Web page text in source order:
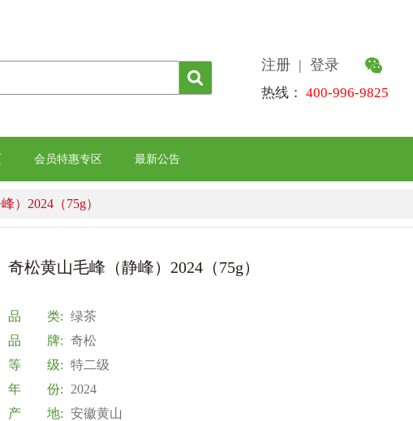
注册 | 登录
热线： 400-996-9825
会员特惠专区 最新公告
）2024（75g）
奇松黄山毛峰（静峰）2024（75g）
品 类: 绿茶
品 牌: 奇松
等 级: 特二级
年 份:
2024
产 地: 安徽黄山